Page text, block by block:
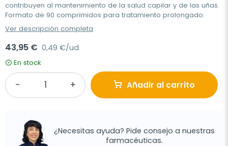
contribuyen al mantenimiento de la salud capilar y de las uñas.
Formato de 90 comprimidos para tratamiento prolongado.
Ver descripción completa
43,95 € 0,49 €/ud
En stock
Añadir al carrito
¿Necesitas ayuda? Pide consejo a nuestras
farmacéuticas.